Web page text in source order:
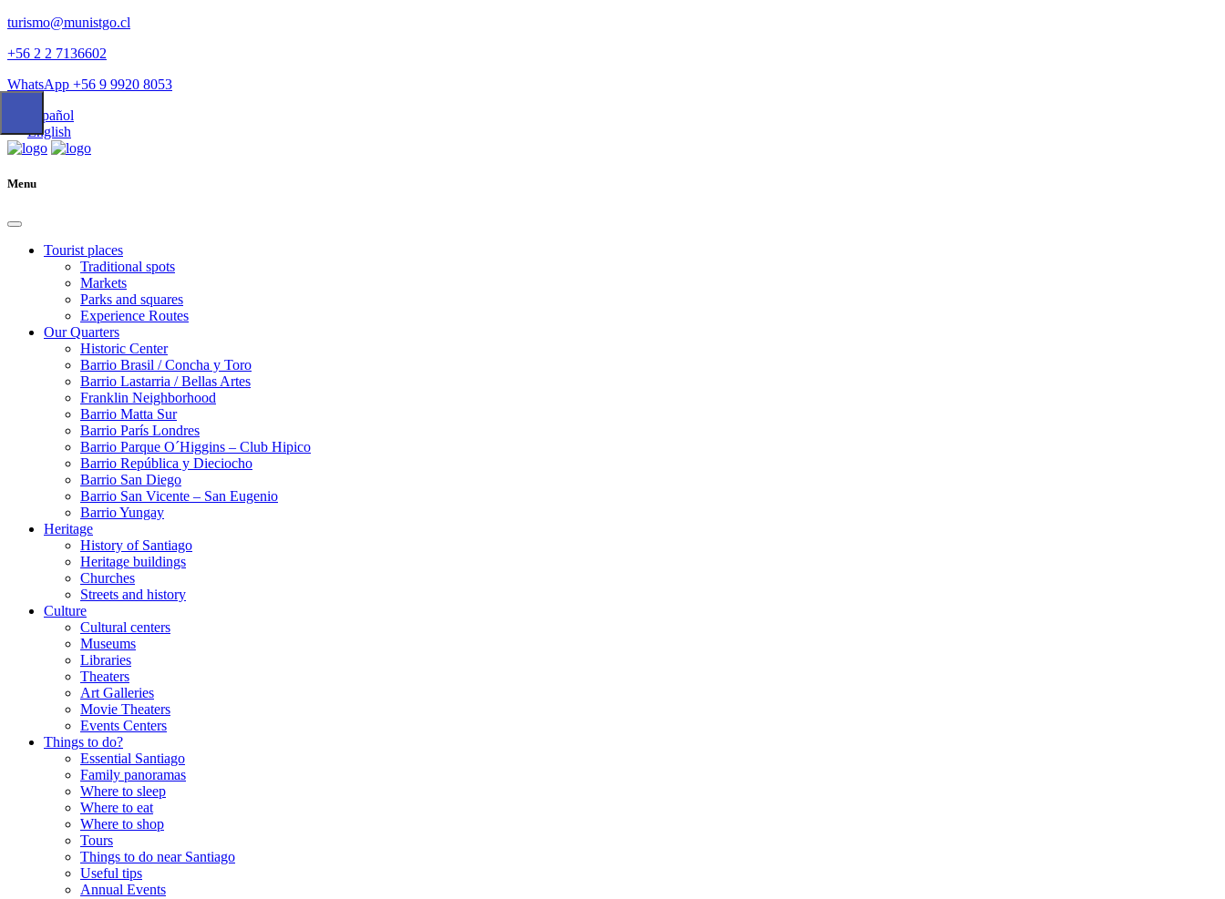
turismo@munistgo.cl
+56 2 2 7136602
WhatsApp +56 9 9920 8053
Español
English
Menu
Tourist places
Traditional spots
Markets
Parks and squares
Experience Routes
Our Quarters
Historic Center
Barrio Brasil / Concha y Toro
Barrio Lastarria / Bellas Artes
Franklin Neighborhood
Barrio Matta Sur
Barrio Parí­s Londres
Barrio Parque O´Higgins – Club Hipico
Barrio República y Dieciocho
Barrio San Diego
Barrio San Vicente – San Eugenio
Barrio Yungay
Heritage
History of Santiago
Heritage buildings
Churches
Streets and history
Culture
Cultural centers
Museums
Libraries
Theaters
Art Galleries
Movie Theaters
Events Centers
Things to do?
Essential Santiago
Family panoramas
Where to sleep
Where to eat
Where to shop
Tours
Things to do near Santiago
Useful tips
Annual Events